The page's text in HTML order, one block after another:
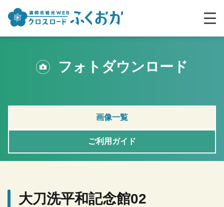
フォトダウンロード
画像一覧
ご利用ガイド
大刀洗平和記念館02